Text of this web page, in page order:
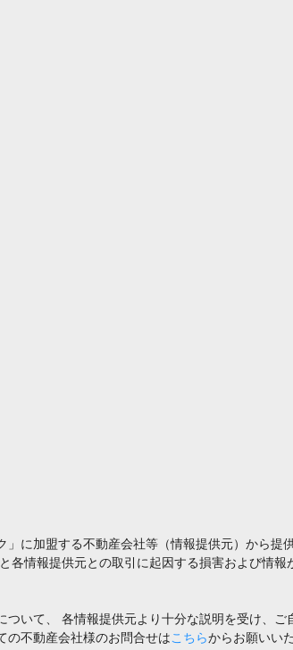
に加盟する不動産会社等（情報提供元）から
情報提供元との取引に起因する損害および情
いて、 各情報提供元より十分な説明を受け、ご
の不動産会社様のお問合せはこちらからお願いい